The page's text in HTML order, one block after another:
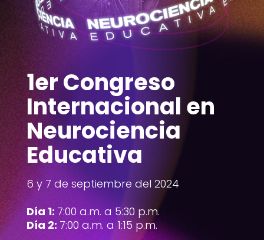
1er Congreso
Internacional en
Neurociencia
Educativa
6 y 7 de septiembre del 2024
Día 1: 7:00 a.m. a 5:30 p.m.
Día 2: 7:00 a.m. a 1:15 p.m.